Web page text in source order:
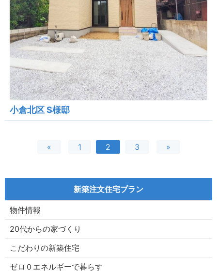
小倉北区 S様邸
« 1 2 3 »
新築注文住宅プラン
物件情報
20代からの家づくり
こだわりの新築住宅
ゼロ０エネルギーで暮らす